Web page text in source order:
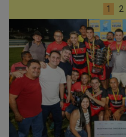
1 2